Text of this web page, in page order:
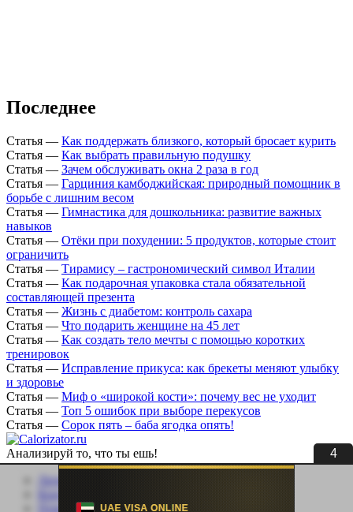
3
Последнее
Статья — Как поддержать близкого, который бросает курить
Статья — Как выбрать правильную подушку
Статья — Зачем обслуживать окна 2 раза в год
Статья — Гарциния камбоджийская: природный помощник в
борьбе с лишним весом
Статья — Гимнастика для дошкольника: развитие важных
навыков
Статья — Отёки при похудении: 5 продуктов, которые стоит
ограничить
Статья — Тирамису – гастрономический символ Италии
Статья — Как подарочная упаковка стала обязательной
составляющей презента
Статья — Жизнь с диабетом: контроль сахара
Статья — Что подарить женщине на 45 лет
Статья — Как создать тело мечты с помощью коротких
тренировок
Статья — Исправление прикуса: как брекеты меняют улыбку
и здоровье
Статья — Миф о «широкой кости»: почему вес не уходит
Статья — Топ 5 ошибок при выборе перекусов
Статья — Сорок пять – баба ягодка опять!
Анализируй то, что ты ешь!
Личный кабинет
Помощь сайту